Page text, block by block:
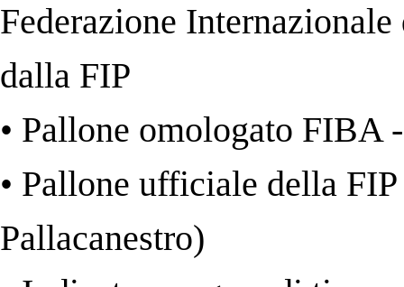
Federazione
dalla FIP
• Pallone omologato FIBA
• Pallone ufficiale della
Pallacanestro)